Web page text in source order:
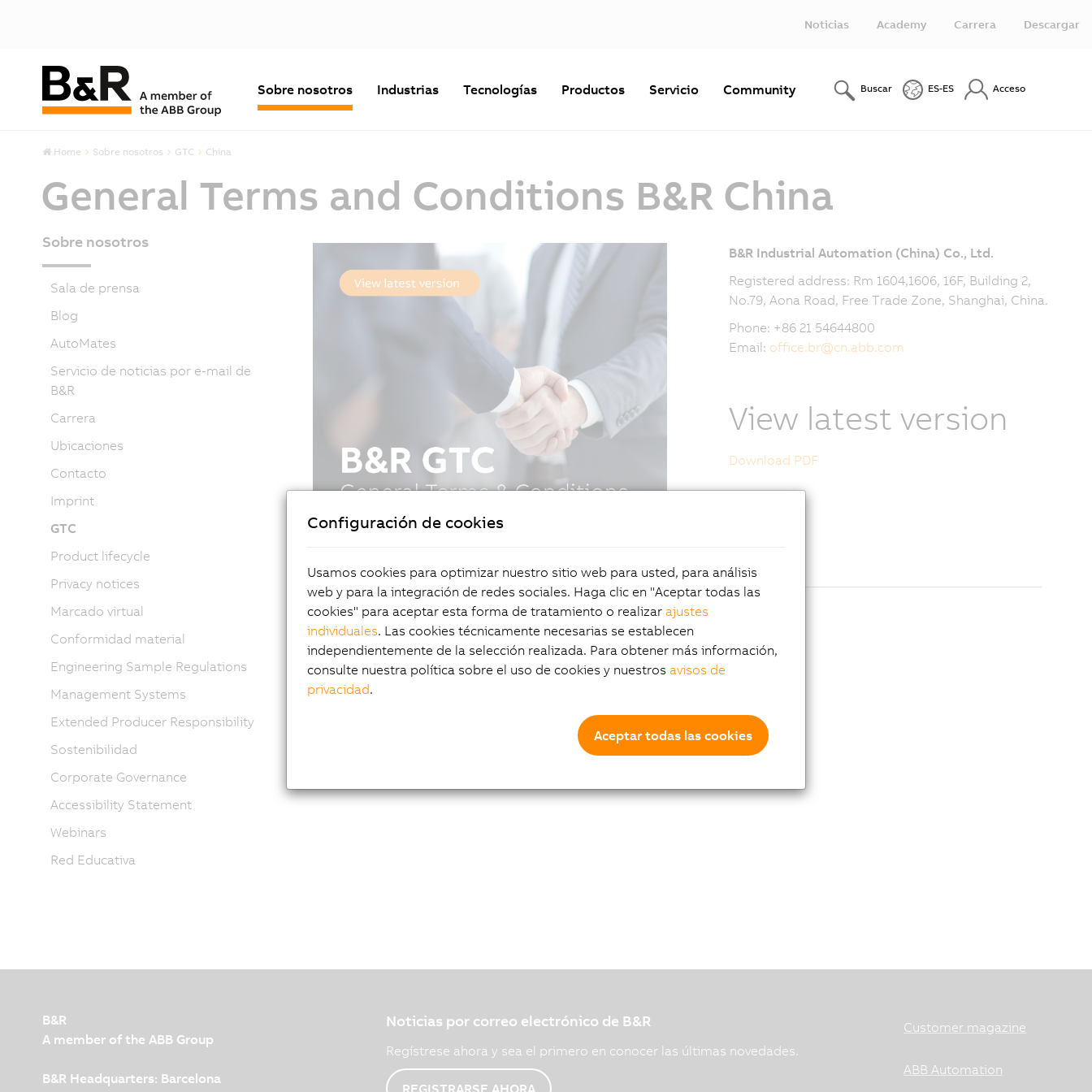
Noticias Academy Carrera Descargar
Sobre nosotros Industrias Tecnologías Productos Servicio Community Buscar ES-ES Acceso
Home Sobre nosotros GTC China
General Terms and Conditions B&R China
B&R Industrial Automation (China) Co., Ltd.
Registered address: Rm 1604,1606, 16F, Building 2,
No.79, Aona Road, Free Trade Zone, Shanghai, China.
Phone: +86 21 54644800
Email: office.br@cn.abb.com
View latest version
Download PDF
Sobre nosotros
Sala de prensa
Blog
AutoMates
Servicio de noticias por e-mail de
B&R
Carrera
Ubicaciones
Contacto
Imprint
GTC
Product lifecycle
Privacy notices
Marcado virtual
Conformidad material
Engineering Sample Regulations
Management Systems
Extended Producer Responsibility
Sostenibilidad
Corporate Governance
Accessibility Statement
Webinars
Red Educativa
B&R
A member of the ABB Group
B&R Headquarters: Barcelona
Noticias por correo electrónico de B&R
Regístrese ahora y sea el primero en conocer las últimas novedades.
REGISTRARSE AHORA
Customer magazine
ABB Automation
Configuración de cookies
Usamos cookies para optimizar nuestro sitio web para usted, para análisis
web y para la integración de redes sociales. Haga clic en "Aceptar todas las
cookies" para aceptar esta forma de tratamiento o realizar ajustes
individuales. Las cookies técnicamente necesarias se establecen
independientemente de la selección realizada. Para obtener más información,
consulte nuestra política sobre el uso de cookies y nuestros avisos de
privacidad.
Aceptar todas las cookies